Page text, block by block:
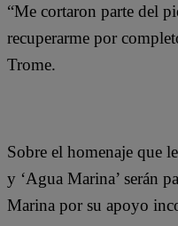
“Me cortaron parte del
recuperarme por
Trome.
Sobre el homenaje que
y ‘Agua Marina’ serán
Marina por su apoyo